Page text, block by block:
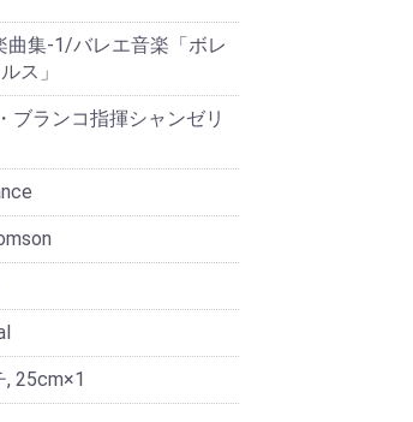
曲集-1/バレエ音楽「ボレ
ス」
ブランコ指揮シャンゼリ
, 25cm×1